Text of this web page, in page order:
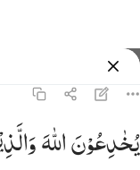
يخادعون الله
يُخَـٰدِعُونَ ٱللَّهَ وَٱلَّذِينَ
یُخٰدِعُوْنَاللّٰهَ